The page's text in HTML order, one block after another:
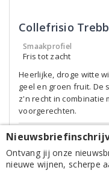
Collefrisio
Smaakprofiel
Fris tot zacht
Heerlijke, droge witte
geel en groen fruit. De
z'n recht in combinatie
voorgerechten.
89
James
Suckling
2023
95
Luca
Maroni
2023
Ontvang jij onze
nieuwe wijnen, scherpe